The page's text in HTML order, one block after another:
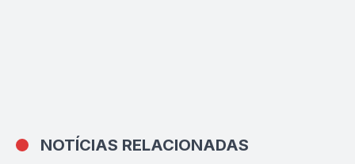
NOTÍCIAS RELACIONADAS